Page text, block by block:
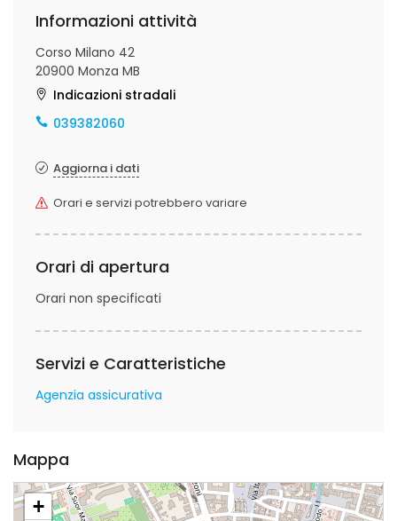
Informazioni attività
Corso Milano 42
20900 Monza MB
Indicazioni stradali
039382060
Aggiorna i dati
Orari e servizi potrebbero variare
Orari di apertura
Orari non specificati
Servizi e Caratteristiche
Agenzia assicurativa
Mappa
+